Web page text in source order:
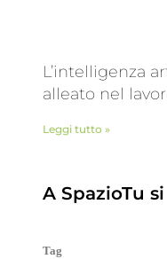
L’intelligenza
alleato nel
Leggi tutto »
A SpazioTu
Tag